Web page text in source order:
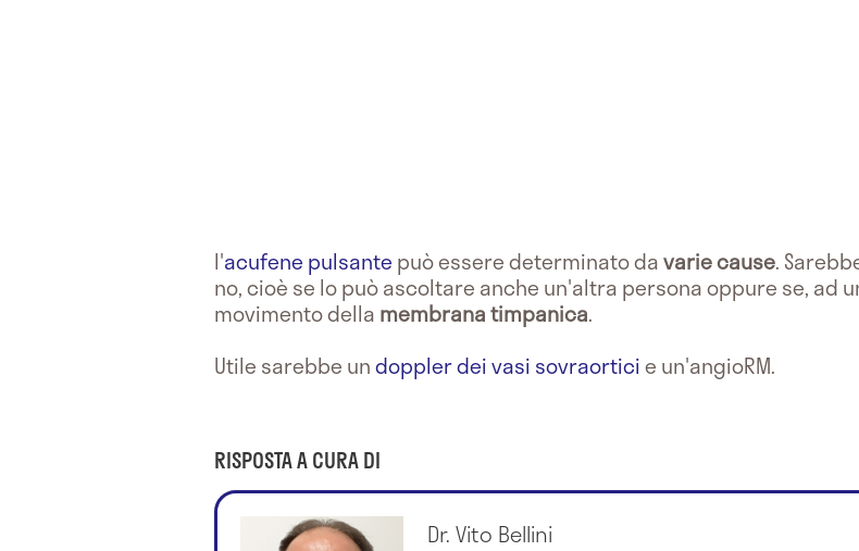
l'acufene pulsante può essere determinato davarie cause.
no, cioè se lo può ascoltare anche un'altra persona oppure se, ad
movimento della membrana timpanica.
Utile sarebbe undoppler dei vasi sovraorticie un'angioRM.
RISPOSTA A CURA DI
Dr. Vito Bellini